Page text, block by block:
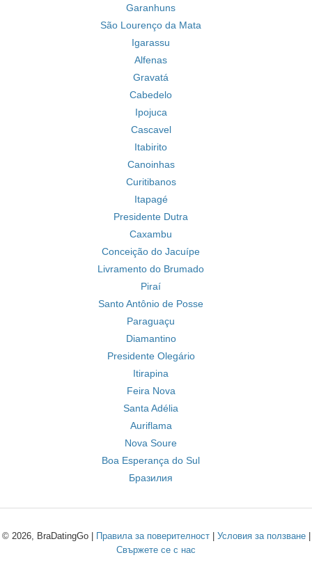
Garanhuns
São Lourenço da Mata
Igarassu
Alfenas
Gravatá
Cabedelo
Ipojuca
Cascavel
Itabirito
Canoinhas
Curitibanos
Itapagé
Presidente Dutra
Caxambu
Conceição do Jacuípe
Livramento do Brumado
Piraí
Santo Antônio de Posse
Paraguaçu
Diamantino
Presidente Olegário
Itirapina
Feira Nova
Santa Adélia
Auriflama
Nova Soure
Boa Esperança do Sul
Бразилия
© 2026, BraDatingGo | Правила за поверителност| Условия за ползване|
Свържете се с нас